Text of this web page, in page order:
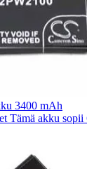
3400 mAh
Tämä akku